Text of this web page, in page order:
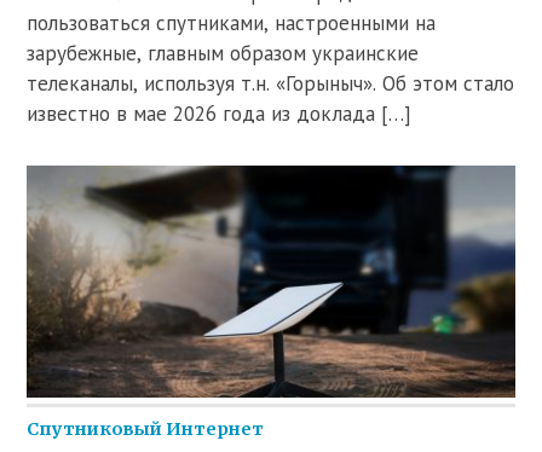
пользоваться спутниками, настроенными на
зарубежные, главным образом украинские
телеканалы, используя т.н. «Горыныч». Об этом стало
известно в мае 2026 года из доклада […]
Спутниковый Интернет